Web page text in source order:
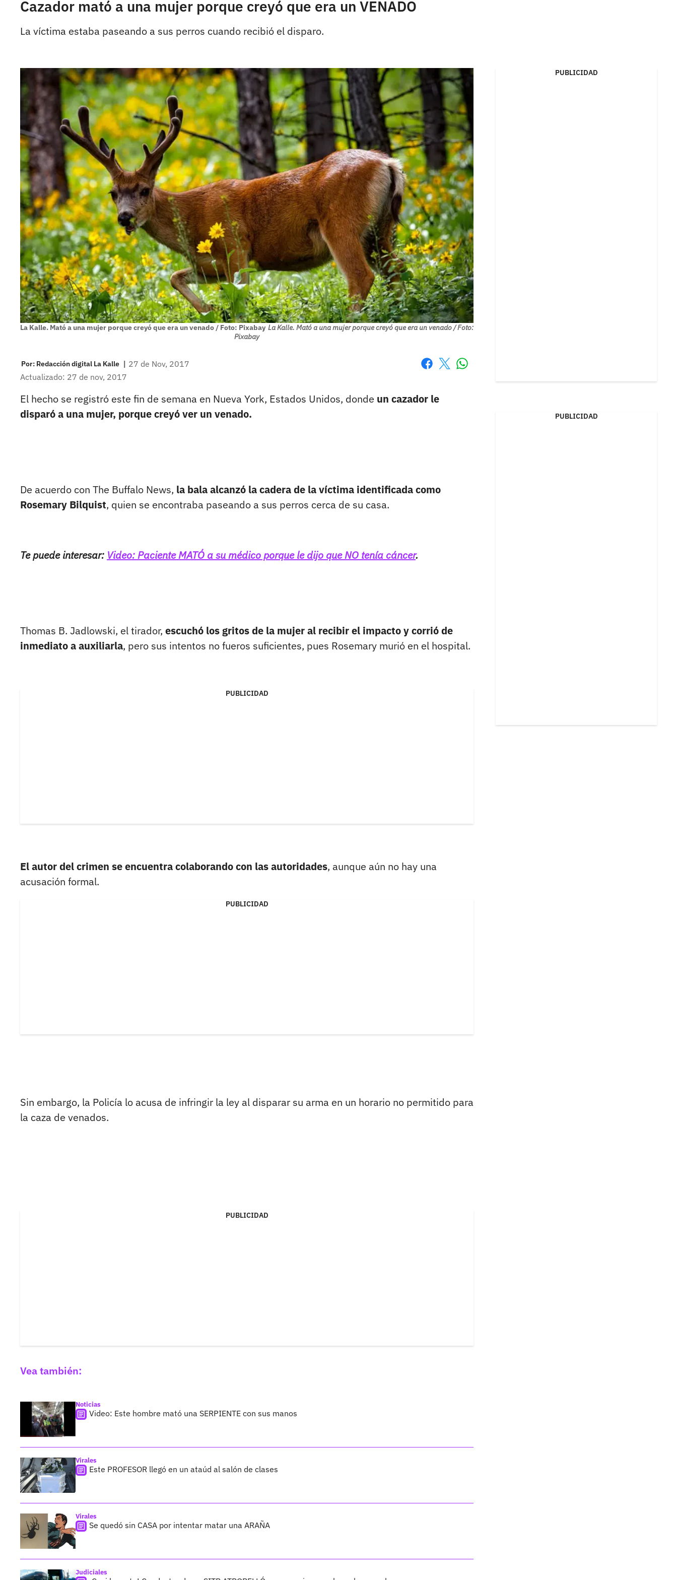
Cazador mató a una mujer porque creyó que era un VENADO
La víctima estaba paseando a sus perros cuando recibió el disparo.
La Kalle. Mató a una mujer porque creyó que era un venado / Foto: Pixabay La Kalle. Mató a una mujer porque creyó que era un venado / Foto:
Pixabay
Por: Redacción digital La Kalle | 27 de Nov, 2017
Actualizado: 27 de nov, 2017
El hecho se registró este fin de semana en Nueva York, Estados Unidos, donde un cazador le
disparó a una mujer, porque creyó ver un venado.
De acuerdo con The Buffalo News, la bala alcanzó la cadera de la víctima identificada como
Rosemary Bilquist, quien se encontraba paseando a sus perros cerca de su casa.
Te puede interesar: Video: Paciente MATÓ a su médico porque le dijo que NO tenía cáncer.
Thomas B. Jadlowski, el tirador, escuchó los gritos de la mujer al recibir el impacto y corrió de
inmediato a auxiliarla, pero sus intentos no fueros suficientes, pues Rosemary murió en el hospital.
PUBLICIDAD
El autor del crimen se encuentra colaborando con las autoridades, aunque aún no hay una
acusación formal.
PUBLICIDAD
Sin embargo, la Policía lo acusa de infringir la ley al disparar su arma en un horario no permitido para
la caza de venados.
PUBLICIDAD
Vea también:
Noticias
Video: Este hombre mató una SERPIENTE con sus manos
Virales
Este PROFESOR llegó en un ataúd al salón de clases
Virales
Se quedó sin CASA por intentar matar una ARAÑA
Judiciales
PUBLICIDAD
PUBLICIDAD